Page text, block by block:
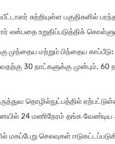
சுற்றியுள்ள பகுதிகளில்
உறுதிப்படுத்திக்
முந்தைய மற்றும் பிந்தைய காப்பீடு:
30 நாட்களுக்கு முன்பும்,
தொழில்நுட்பத்தில்
24 மணிநேரம் தங்க
மகப்பேறு செலவுகள்